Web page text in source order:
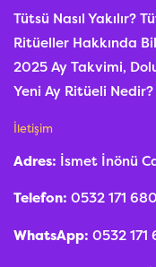
Tütsü Nasıl Yakılır?
Ritüeller Hakkında
2025 Ay Takvimi,
Yeni Ay Ritüeli Nedir?
İletişim
Adres: İsmet İnönü
Telefon: 0532 171
WhatsApp: 0532 171